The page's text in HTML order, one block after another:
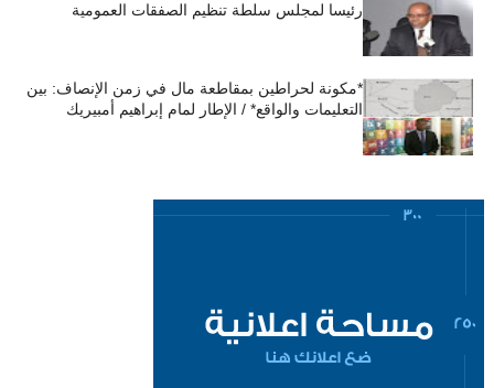
رئيسا لمجلس سلطة تنظيم الصفقات العمومية
*مكونة لحراطين بمقاطعة مال في زمن الإنصاف: بين
التعليمات والواقع* / الإطار لمام إبراهيم أمبيريك